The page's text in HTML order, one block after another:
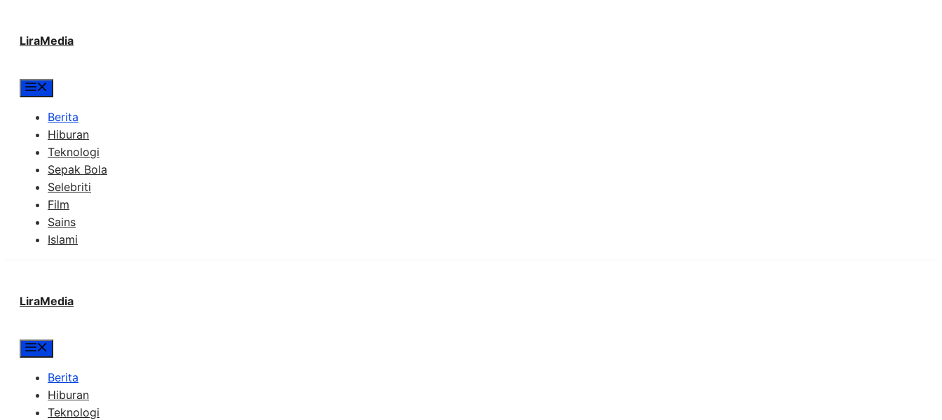
LiraMedia
Berita
Hiburan
Teknologi
Sepak Bola
Selebriti
Film
Sains
Islami
LiraMedia
Berita
Hiburan
Teknologi